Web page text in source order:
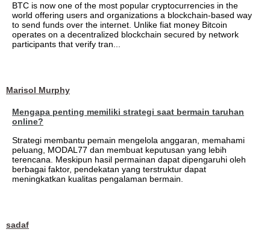
BTC is now one of the most popular cryptocurrencies in the
world offering users and organizations a blockchain-based way
to send funds over the internet. Unlike fiat money Bitcoin
operates on a decentralized blockchain secured by network
participants that verify tran...
Marisol Murphy
Mengapa penting memiliki strategi saat bermain taruhan
online?
Strategi membantu pemain mengelola anggaran, memahami
peluang, MODAL77 dan membuat keputusan yang lebih
terencana. Meskipun hasil permainan dapat dipengaruhi oleh
berbagai faktor, pendekatan yang terstruktur dapat
meningkatkan kualitas pengalaman bermain.
sadaf